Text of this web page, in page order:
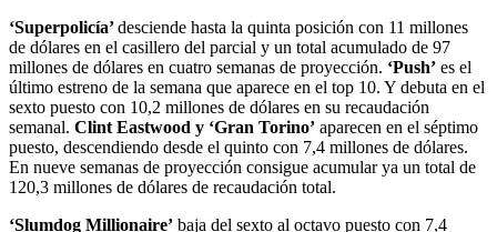
‘Superpolicía’desciende hasta la quinta posición con 11 millones
de dólares en el casillero del parcial y un total acumulado de 97
millones de dólares en cuatro semanas de proyección. ‘Push’ es el
último estreno de la semana que aparece en el top 10. Y debuta en el
sexto puesto con 10,2 millones de dólares en su recaudación
semanal. Clint Eastwood y ‘Gran Torino’ aparecen en el séptimo
puesto, descendiendo desde el quinto con 7,4 millones de dólares.
En nueve semanas de proyección consigue acumular ya un total de
120,3 millones de dólares de recaudación total.
‘Slumdog Millionaire’ baja del sexto al octavo puesto con 7,4